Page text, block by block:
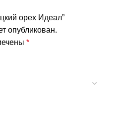
орех Идеал”
опубликован.
*